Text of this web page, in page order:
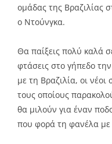
ομάδας της Βραζιλίας
ο Ντούνγκα.
Θα παίξεις πολύ καλά
φτάσεις στο γήπεδο
με τη Βραζιλία, οι
τους οποίους
θα μιλούν για έναν
που φορά τη φανέλα με